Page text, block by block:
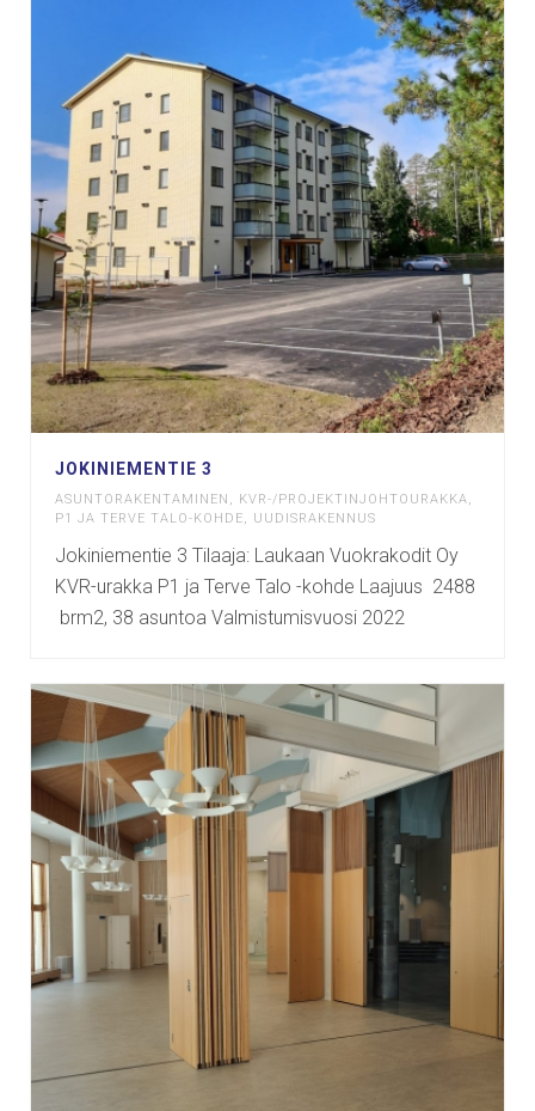
JOKINIEMENTIE 3
ASUNTORAKENTAMINEN , KVR-/PROJEKTINJOHTOURAKKA,
P1 JA TERVE TALO-KOHDE, UUDISRAKENNUS
Jokiniementie 3 Tilaaja: Laukaan Vuokrakodit Oy
KVR-urakka P1 ja Terve Talo -kohde Laajuus 2488
brm2, 38 asuntoa Valmistumisvuosi 2022